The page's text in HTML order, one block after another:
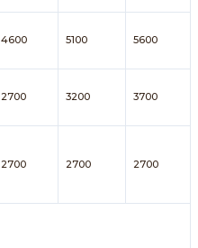
4600 5100 5600
2700 3200 3700
2700 2700 2700